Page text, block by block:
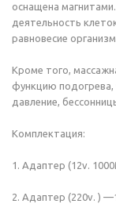
оснащена
деятельность
равновесие
Кроме того,
функцию
давление,
Комплектация:
1. Адаптер (12v.
2. Адаптер (220v. )